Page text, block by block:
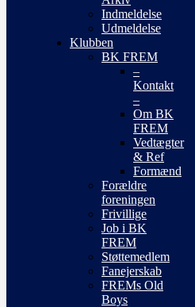
Indmeldelse
Udmeldelse
Klubben
BK FREM
–
Kontakt
–
Om BK
FREM
Vedtægter
& Ref
Formænd
Forældre
foreningen
Frivillige
Job i BK
FREM
Støttemedlem
Fanejerskab
FREMs Old
Boys